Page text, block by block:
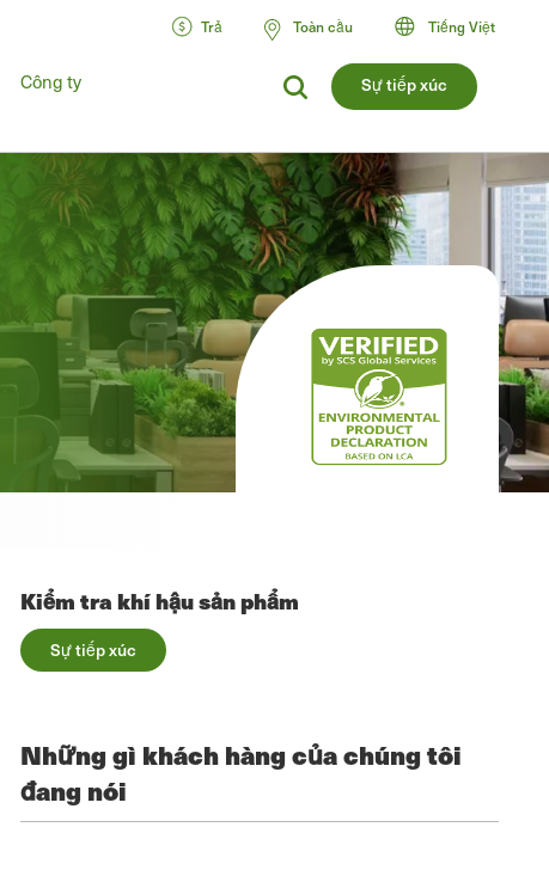
Sự tiếp xúc
Công ty
Trả Toàn cầu Tiếng Việt
Kiểm tra khí hậu sản phẩm
Sự tiếp xúc
Những gì khách hàng của chúng tôi
đang nói